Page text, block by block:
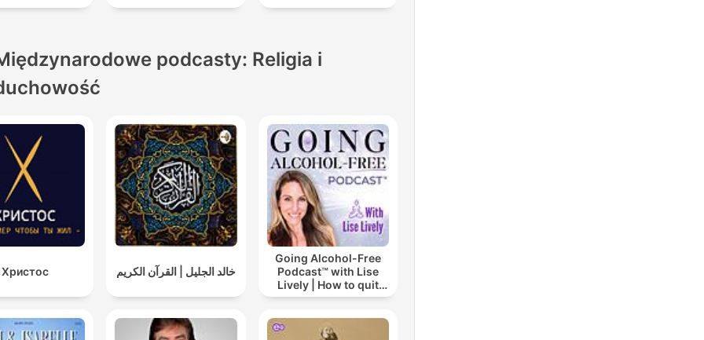
podcasty: Religia i
Христос خالد الجليل | القرآن الكريم
Going Alcohol-Free
Podcast™ with Lise
Lively | How to quit
drinking alcohol